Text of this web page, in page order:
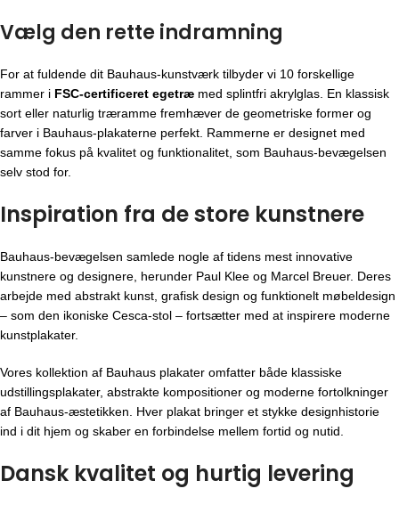
Vælg den rette indramning
For at fuldende dit Bauhaus-kunstværk tilbyder vi 10 forskellige
rammer i FSC-certificeret egetræ med splintfri akrylglas. En klassisk
sort eller naturlig træramme fremhæver de geometriske former og
farver i Bauhaus-plakaterne perfekt. Rammerne er designet med
samme fokus på kvalitet og funktionalitet, som Bauhaus-bevægelsen
selv stod for.
Inspiration fra de store kunstnere
Bauhaus-bevægelsen samlede nogle af tidens mest innovative
kunstnere og designere, herunder Paul Klee og Marcel Breuer. Deres
arbejde med abstrakt kunst, grafisk design og funktionelt møbeldesign
– som den ikoniske Cesca-stol – fortsætter med at inspirere moderne
kunstplakater.
Vores kollektion af Bauhaus plakater omfatter både klassiske
udstillingsplakater, abstrakte kompositioner og moderne fortolkninger
af Bauhaus-æstetikken. Hver plakat bringer et stykke designhistorie
ind i dit hjem og skaber en forbindelse mellem fortid og nutid.
Dansk kvalitet og hurtig levering